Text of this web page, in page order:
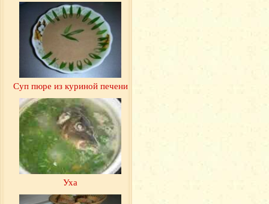
Суп пюре из куриной печени
Уха